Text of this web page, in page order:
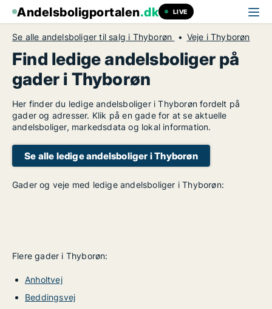
Andelsboligportalen.dk LIVE
Se alle andelsboliger til salg i Thyborøn Veje i Thyborøn
Find ledige andelsboliger på
gader i Thyborøn
Her finder du ledige andelsboliger i Thyborøn fordelt på
gader og adresser. Klik på en gade for at se aktuelle
andelsboliger, markedsdata og lokal information.
Se alle ledige andelsboliger i Thyborøn
Gader og veje med ledige andelsboliger i Thyborøn:
Flere gader i Thyborøn:
Anholtvej
Beddingsvej